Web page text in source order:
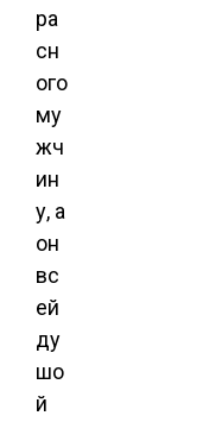
ра
сн
ого
му
жч
ин
у, а
он
вс
ей
ду
шо
й